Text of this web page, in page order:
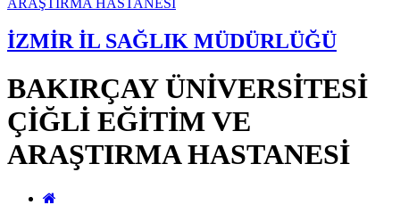
İZMİR İL SAĞLIK MÜDÜRLÜĞÜ
BAKIRÇAY ÜNİVERSİTESİ
ÇİĞLİ EĞİTİM VE
ARAŞTIRMA HASTANESİ